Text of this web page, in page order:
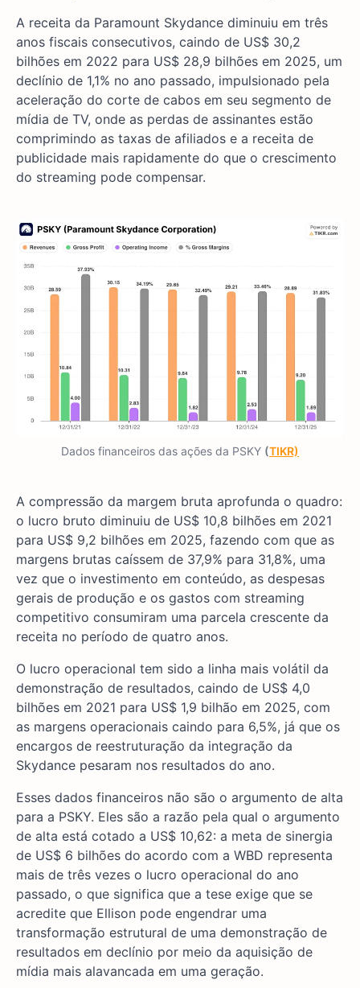
A receita da Paramount Skydance diminuiu em três
anos fiscais consecutivos, caindo de US$ 30,2
bilhões em 2022 para US$ 28,9 bilhões em 2025, um
declínio de 1,1% no ano passado, impulsionado pela
aceleração do corte de cabos em seu segmento de
mídia de TV, onde as perdas de assinantes estão
comprimindo as taxas de afiliados e a receita de
publicidade mais rapidamente do que o crescimento
do streaming pode compensar.
Dados financeiros das ações da PSKY (TIKR)
A compressão da margem bruta aprofunda o quadro:
o lucro bruto diminuiu de US$ 10,8 bilhões em 2021
para US$ 9,2 bilhões em 2025, fazendo com que as
margens brutas caíssem de 37,9% para 31,8%, uma
vez que o investimento em conteúdo, as despesas
gerais de produção e os gastos com streaming
competitivo consumiram uma parcela crescente da
receita no período de quatro anos.
O lucro operacional tem sido a linha mais volátil da
demonstração de resultados, caindo de US$ 4,0
bilhões em 2021 para US$ 1,9 bilhão em 2025, com
as margens operacionais caindo para 6,5%, já que os
encargos de reestruturação da integração da
Skydance pesaram nos resultados do ano.
Esses dados financeiros não são o argumento de alta
para a PSKY. Eles são a razão pela qual o argumento
de alta está cotado a US$ 10,62: a meta de sinergia
de US$ 6 bilhões do acordo com a WBD representa
mais de três vezes o lucro operacional do ano
passado, o que significa que a tese exige que se
acredite que Ellison pode engendrar uma
transformação estrutural de uma demonstração de
resultados em declínio por meio da aquisição de
mídia mais alavancada em uma geração.